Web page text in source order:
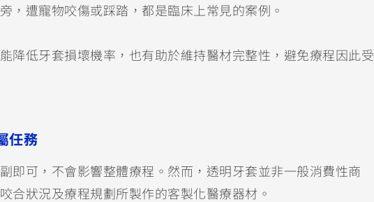
，遭寵物咬傷或踩踏，都是臨床上常見的案例。
降低牙套損壞機率，也有助於維持醫材完整性，避免療程因此受
任務
即可，不會影響整體療程。然而，透明牙套並非一般消費性商
合狀況及療程規劃所製作的客製化醫療器材。